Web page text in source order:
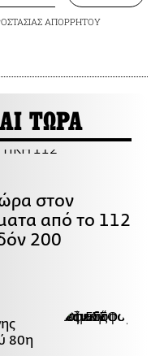
ΑΠΟΡΡΗΤΟΥ
ΤΩΡΑ
στον
από το 112
200
80η